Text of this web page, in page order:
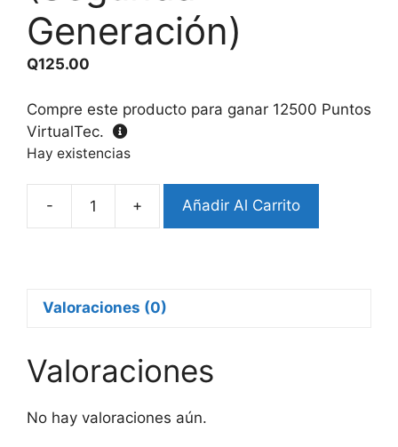
Generación)
Q125.00
Compre este producto para ganar 12500 Puntos
VirtualTec.
Hay existencias
-
Case
Stitch
cantidad
+ Añadir Al Carrito
Valoraciones (0)
Valoraciones
No hay valoraciones aún.